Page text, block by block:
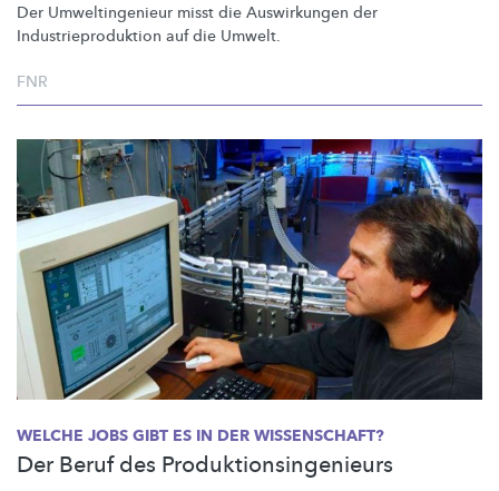
Der Umweltingenieur misst die Auswirkungen der
Industrieproduktion auf die Umwelt.
FNR
WELCHE JOBS GIBT ES IN DER WISSENSCHAFT?
Der Beruf des Produktionsingenieurs